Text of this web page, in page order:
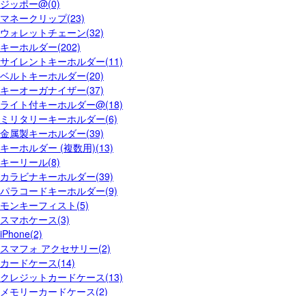
ジッポー@(0)
マネークリップ(23)
ウォレットチェーン(32)
キーホルダー(202)
サイレントキーホルダー(11)
ベルトキーホルダー(20)
キーオーガナイザー(37)
ライト付キーホルダー@(18)
ミリタリーキーホルダー(6)
金属製キーホルダー(39)
キーホルダー (複数用)(13)
キーリール(8)
カラビナキーホルダー(39)
パラコードキーホルダー(9)
モンキーフィスト(5)
スマホケース(3)
iPhone(2)
スマフォ アクセサリー(2)
カードケース(14)
クレジットカードケース(13)
メモリーカードケース(2)